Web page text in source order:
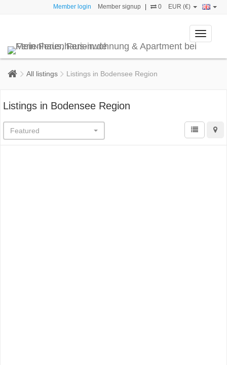
Member login Member signup 0 EUR (€)
Toggle
All listings Listings in Bodensee Region
Listings in Bodensee Region
Featured